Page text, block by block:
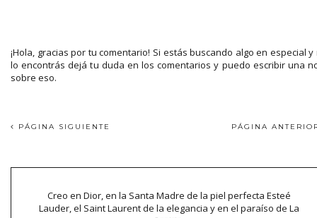
¡Hola, gracias por tu comentario! Si estás buscando algo en especial y
lo encontrás dejá tu duda en los comentarios y puedo escribir una
sobre eso.
PÁGINA SIGUIENTE PÁGINA
Creo en Dior, en la Santa Madre de la piel perfecta Esteé
Lauder, el Saint Laurent de la elegancia y en el paraíso de La